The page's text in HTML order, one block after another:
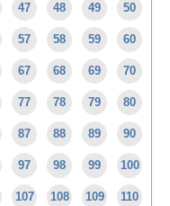
47 48 49 50
57 58 59 60
67 68 69 70
77 78 79 80
87 88 89 90
97 98 99 100
107 108 109 110